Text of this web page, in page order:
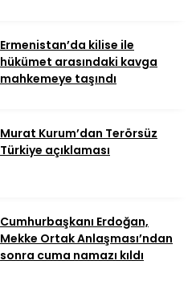
Ermenistan’da kilise ile
hükümet arasındaki kavga
mahkemeye taşındı
Murat Kurum’dan Terörsüz
Türkiye açıklaması
Cumhurbaşkanı Erdoğan,
Mekke Ortak Anlaşması’ndan
sonra cuma namazı kıldı